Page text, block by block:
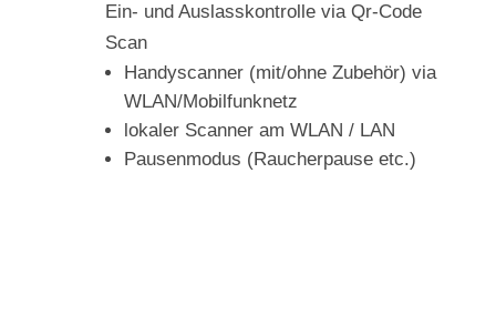
Ein- und Auslasskontrolle via Qr-Code
Scan
Handyscanner (mit/ohne Zubehör) via
WLAN/Mobilfunknetz
lokaler Scanner am WLAN / LAN
Pausenmodus (Raucherpause etc.)